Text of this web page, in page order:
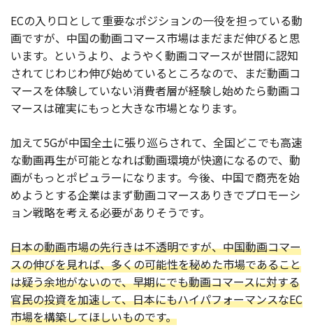
ECの入り口として重要なポジションの一役を担っている動
画ですが、中国の動画コマース市場はまだまだ伸びると思
います。というより、ようやく動画コマースが世間に認知
されてじわじわ伸び始めているところなので、まだ動画コ
マースを体験していない消費者層が経験し始めたら動画コ
マースは確実にもっと大きな市場となります。
加えて5Gが中国全土に張り巡らされて、全国どこでも高速
な動画再生が可能となれば動画環境が快適になるので、動
画がもっとポピュラーになります。今後、中国で商売を始
めようとする企業はまず動画コマースありきでプロモーシ
ョン戦略を考える必要がありそうです。
日本の動画市場の先行きは不透明ですが、中国動画コマー
スの伸びを見れば、多くの可能性を秘めた市場であること
は疑う余地がないので、早期にでも動画コマースに対する
官民の投資を加速して、日本にもハイパフォーマンスなEC
市場を構築してほしいものです。